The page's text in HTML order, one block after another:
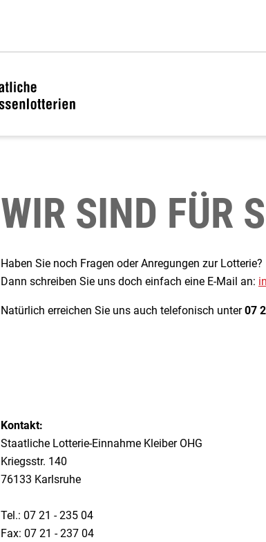
WIR SIND FÜR
Haben Sie noch Fragen oder Anregungen zur Lotterie?
Dann schreiben Sie uns doch einfach eine E-Mail an:
Natürlich erreichen Sie uns auch telefonisch unter07
Kontakt:
Staatliche Lotterie-Einnahme Kleiber OHG
Kriegsstr. 140
76133 Karlsruhe
Tel.: 07 21 - 235 04
Fax: 07 21 - 237 04